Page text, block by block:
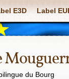
E3D Label
du Bourg